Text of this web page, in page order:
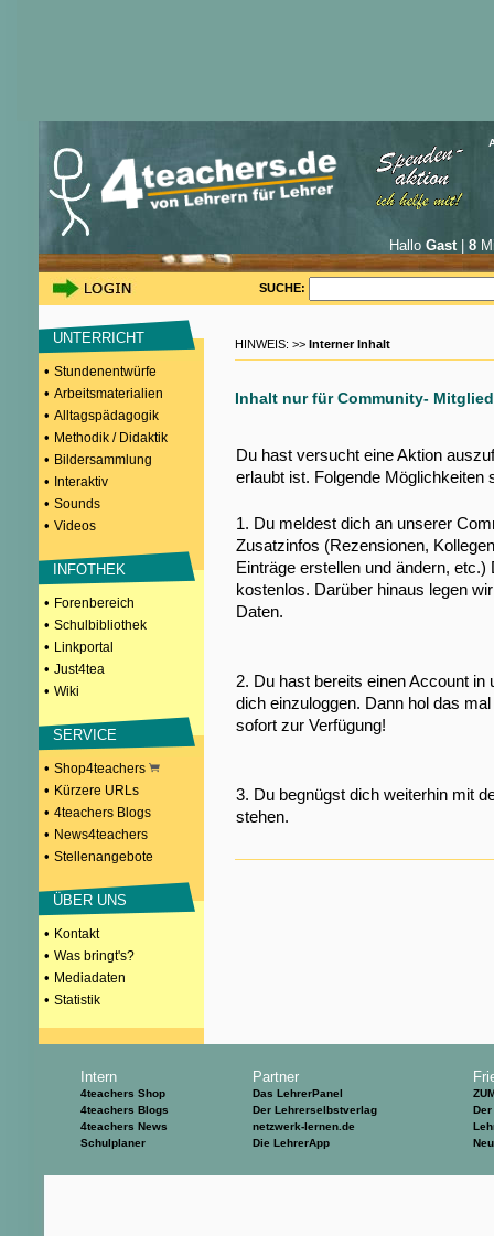
Hallo Gast| 8
SUCHE:
UNTERRICHT
• Stundenentwürfe
• Arbeitsmaterialien
• Alltagspädagogik
• Methodik / Didaktik
• Bildersammlung
• Interaktiv
• Sounds
• Videos
INFOTHEK
• Forenbereich
• Schulbibliothek
• Linkportal
• Just4tea
• Wiki
SERVICE
• Shop4teachers
• Kürzere URLs
• 4teachers Blogs
• News4teachers
• Stellenangebote
ÜBER UNS
• Kontakt
• Was bringt's?
• Mediadaten
• Statistik
HINWEIS: >> Interner Inhalt
Inhalt nur für Community-
Du hast versucht eine Aktion
erlaubt ist. Folgende Möglichkeiten
1. Du meldest dich an unserer
Zusatzinfos (Rezensionen,
Einträge erstellen und ändern,
kostenlos. Darüber hinaus legen
Daten.
2. Du hast bereits einen Account
dich einzuloggen. Dann hol das
sofort zur Verfügung!
3. Du begnügst dich weiterhin mit
stehen.
Intern
4teachers Shop
4teachers Blogs
4teachers News
Schulplaner
Partner
Das LehrerPanel
Der Lehrerselbstverlag
netzwerk-lernen.de
Die LehrerApp